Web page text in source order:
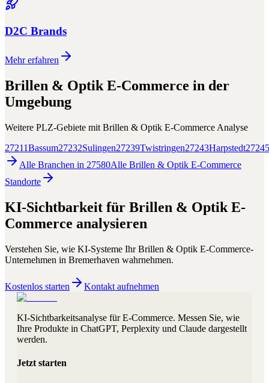
D2C Brands
Mehr erfahren
Brillen & Optik E-Commerce in der
Umgebung
Weitere PLZ-Gebiete mit Brillen & Optik E-Commerce Analyse
27211Bassum27232Sulingen27239Twistringen27243Harpstedt27245
Alle Branchen in 27580Alle Brillen & Optik E-Commerce
Standorte
KI-Sichtbarkeit für Brillen & Optik E-
Commerce analysieren
Verstehen Sie, wie KI-Systeme IhrBrillen & Optik E-Commerce-
Unternehmen in Bremerhaven wahrnehmen.
Kostenlos starten Kontakt aufnehmen
KI-Sichtbarkeitsanalyse für E-Commerce. Messen Sie, wie
Ihre Produkte in ChatGPT, Perplexity und Claude dargestellt
werden.
Jetzt starten